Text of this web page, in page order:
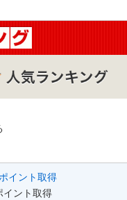
イント取得
イント取得